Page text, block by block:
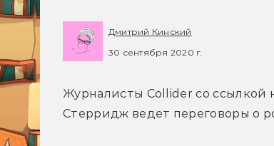
Дмитрий Кинский
30 сентября 2020 г.
Журналисты Collider со ссылкой
Стерридж ведет переговоры о